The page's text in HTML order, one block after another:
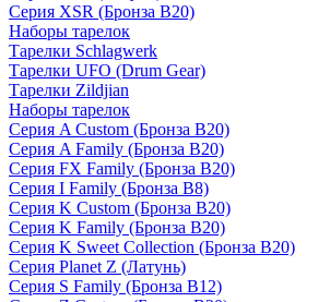
Серия XSR (Бронза B20)
Наборы тарелок
Тарелки Schlagwerk
Тарелки UFO (Drum Gear)
Тарелки Zildjian
Наборы тарелок
Серия A Custom (Бронза B20)
Серия A Family (Бронза B20)
Серия FX Family (Бронза B20)
Серия I Family (Бронза B8)
Серия K Custom (Бронза B20)
Серия K Family (Бронза B20)
Серия K Sweet Collection (Бронза B20)
Серия Planet Z (Латунь)
Серия S Family (Бронза B12)